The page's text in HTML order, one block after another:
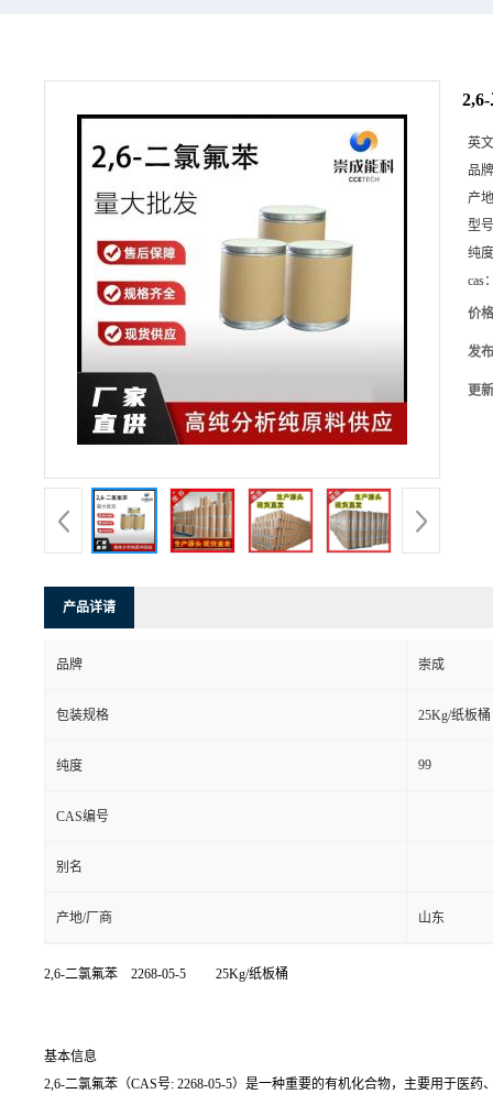
英
品
产
型
纯
cas
价
发
更
产品详请
品牌 崇成
包装规格 25Kg/纸板桶
纯度 99
CAS编号
别名
产地/厂商 山东
2,6-二氯氟苯 2268-05-5 25Kg/纸板桶
基本信息
2,6-二氯氟苯（CAS号: 2268-05-5）是一种重要的有机化合物，主要用于医